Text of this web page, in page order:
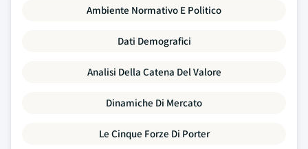
Ambiente Normativo E Politico
Dati Demografici
Analisi Della Catena Del Valore
Dinamiche Di Mercato
Le Cinque Forze Di Porter